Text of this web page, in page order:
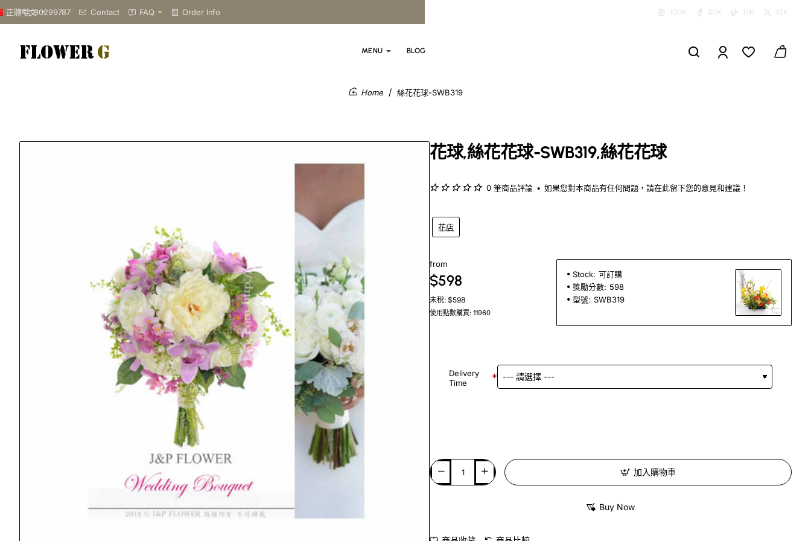
90299787 Contact FAQ Order Info
正體中文 100K 40K 19K 12K
MENU BLOG
絲花花球-SWB319
花球,絲花花球-SWB319,絲花花球
花店
0 筆商品評論 • 如果您對本商品有任何問題，請在此留下您的意見和建議！
from
$598
未稅: $598
使用點數購買: 11960
Stock: 可訂購
獎勵分數: 598
型號: SWB319
Delivery
Time
加入購物車
Buy Now